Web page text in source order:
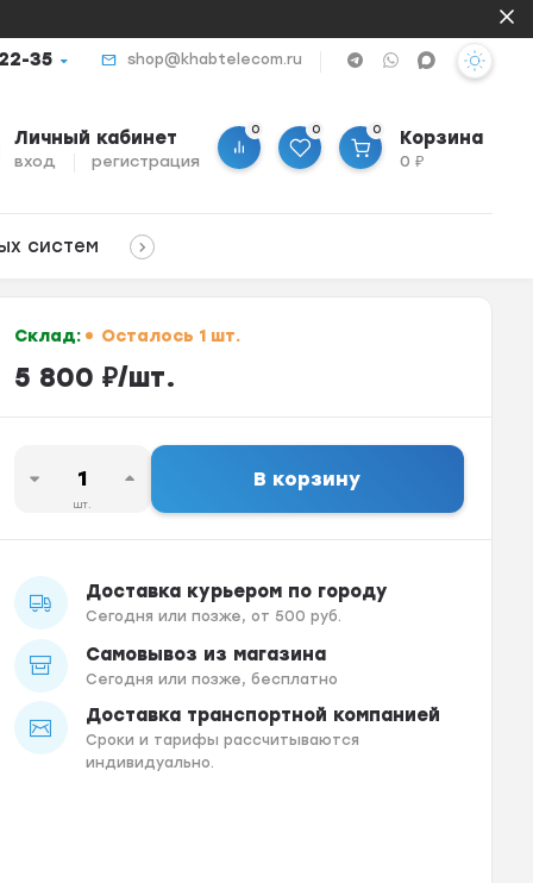
35 shop@khabtelecom.ru
Личный кабинет
вход регистрация
0 0 0 Корзина
0₽
систем
Склад: Осталось 1 шт.
5 800 ₽/шт.
шт.
В корзину
Доставка курьером по городу
Сегодня или позже, от 500 руб.
Самовывоз из магазина
Сегодня или позже, бесплатно
Доставка транспортной компанией
Сроки и тарифы рассчитываются
индивидуально.